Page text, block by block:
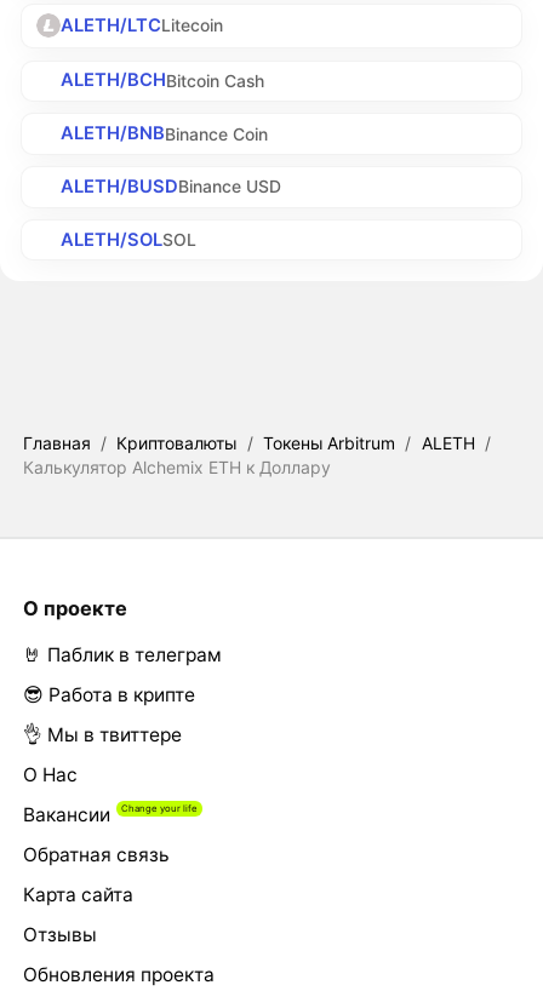
ALETH/LTCLitecoin
ALETH/BCHBitcoin Cash
ALETH/BNBBinance Coin
ALETH/BUSDBinance USD
ALETH/SOLSOL
Главная / Криптовалюты / Токены Arbitrum / ALETH /
Калькулятор Alchemix ETH к Доллару
О проекте
🤘 Паблик в телеграм
😎 Работа в крипте
👌 Мы в твиттере
О Нас
Вакансии
Обратная связь
Карта сайта
Отзывы
Обновления проекта